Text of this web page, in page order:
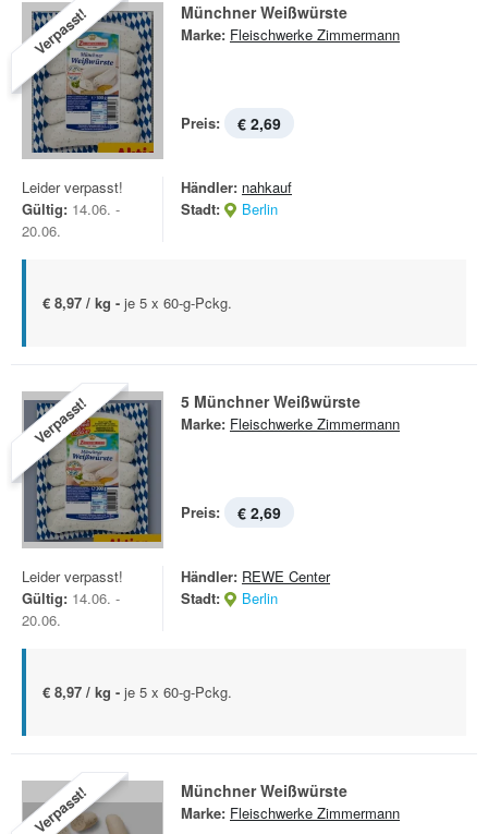
Verpasst! Münchner Weißwürste
Marke: Fleischwerke Zimmermann
Preis: € 2,69
Leider verpasst!
Gültig: 14.06. -
20.06.
Händler: nahkauf
Stadt:
Berlin
€ 8,97 / kg - je 5 x 60-g-Pckg.
Verpasst! 5 Münchner Weißwürste
Marke: Fleischwerke Zimmermann
Preis: € 2,69
Leider verpasst!
Gültig: 14.06. -
20.06.
Händler: REWE Center
Stadt:
Berlin
€ 8,97 / kg - je 5 x 60-g-Pckg.
Verpasst! Münchner Weißwürste
Marke: Fleischwerke Zimmermann